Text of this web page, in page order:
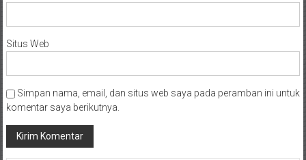
Situs Web
Simpan nama, email, dan situs web saya pada peramban ini untuk
komentar saya berikutnya.